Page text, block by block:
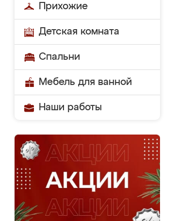
Прихожие
Детская комната
Спальни
Мебель для ванной
Наши работы